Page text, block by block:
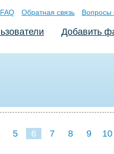
FAQ Обратная связь Вопросы
Добавить
5 6 7 8 9 10